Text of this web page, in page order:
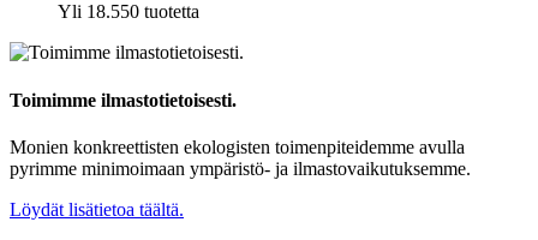
Yli 18.550 tuotetta
Toimimme ilmastotietoisesti.
Monien konkreettisten ekologisten toimenpiteidemme avulla
pyrimme minimoimaan ympäristö- ja ilmastovaikutuksemme.
Löydät lisätietoa täältä.